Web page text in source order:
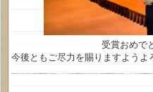
受賞おめで
今後ともご尽力を賜りますようよ